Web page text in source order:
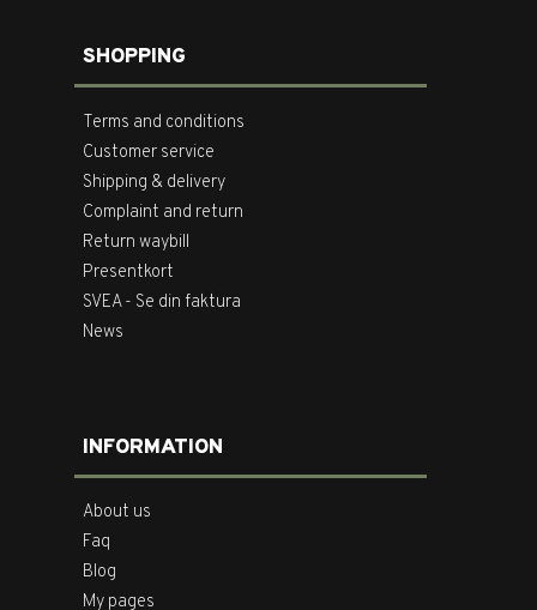
SHOPPING
Terms and conditions
Customer service
Shipping & delivery
Complaint and return
Return waybill
Presentkort
SVEA - Se din faktura
News
INFORMATION
About us
Faq
Blog
My pages